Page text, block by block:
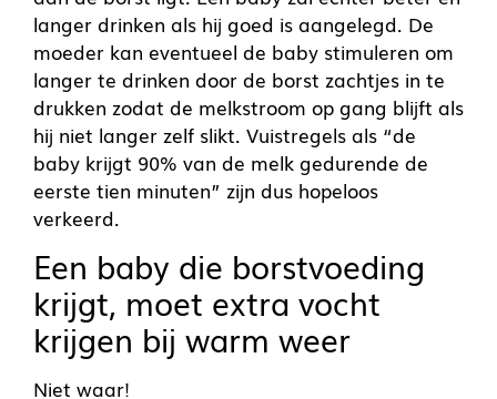
langer drinken als hij goed is aangelegd. De
moeder kan eventueel de baby stimuleren om
langer te drinken door de borst zachtjes in te
drukken zodat de melkstroom op gang blijft als
hij niet langer zelf slikt. Vuistregels als “de
baby krijgt 90% van de melk gedurende de
eerste tien minuten” zijn dus hopeloos
verkeerd.
Een baby die borstvoeding
krijgt, moet extra vocht
krijgen bij warm weer
Niet waar!